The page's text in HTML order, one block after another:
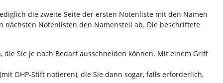
die zweite Seite der ersten Notenliste mit den Namen
nächsten Notenlisten den Namensteil ab. Die beschriftete
Sie je nach Bedarf ausschneiden können. Mit einem Griff
OHP-Stift notieren), die Sie dann sogar, falls erforderlich,